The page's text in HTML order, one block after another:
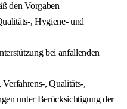
den Vorgaben
, Hygiene- und
bei anfallenden
, Qualitäts-,
unter Berücksichtigung der